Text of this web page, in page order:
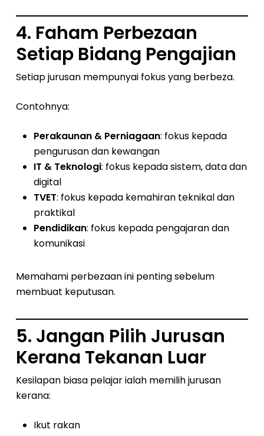
4. Faham Perbezaan
Setiap Bidang Pengajian
Setiap jurusan mempunyai fokus yang berbeza.
Contohnya:
Perakaunan & Perniagaan: fokus kepada
pengurusan dan kewangan
IT & Teknologi: fokus kepada sistem, data dan
digital
TVET: fokus kepada kemahiran teknikal dan
praktikal
Pendidikan: fokus kepada pengajaran dan
komunikasi
Memahami perbezaan ini penting sebelum
membuat keputusan.
5. Jangan Pilih Jurusan
Kerana Tekanan Luar
Kesilapan biasa pelajar ialah memilih jurusan
kerana:
Ikut rakan